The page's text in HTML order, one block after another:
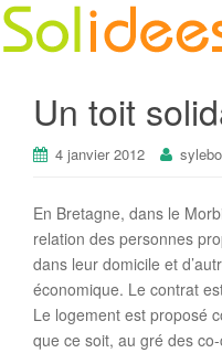
Un toit
4 janvier 2012 sylebo
En Bretagne, dans le
relation des personnes
dans leur domicile et
économique. Le contrat
Le logement est proposé
que ce soit, au gré des